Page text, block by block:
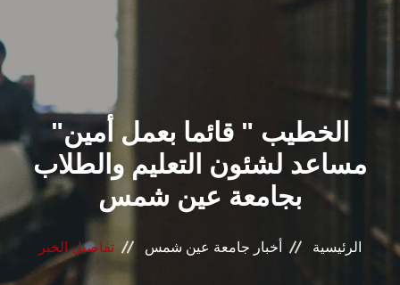
القطاعـات
الشئون الأكاديمية
البحث العلمي
المراكز والوحدات
"الخطيب " قائما بعمل أمين
مساعد لشئون التعليم والطلاب
بجامعة عين شمس
الرئيسية أخبار جامعة عين شمس تفاصيل الخبر